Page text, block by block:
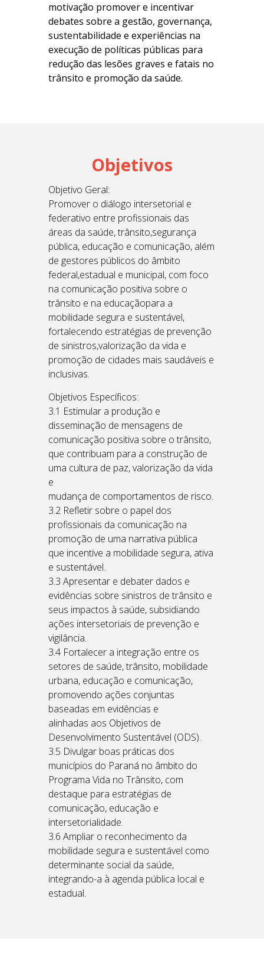
motivação promover e incentivar
debates sobre a gestão, governança,
sustentabilidade e experiências na
execução de políticas públicas para
redução das lesões graves e fatais no
trânsito e promoção da saúde.
Objetivos
Objetivo Geral:
Promover o diálogo intersetorial e
federativo entre profissionais das
áreas da saúde, trânsito,segurança
pública, educação e comunicação, além
de gestores públicos do âmbito
federal,estadual e municipal, com foco
na comunicação positiva sobre o
trânsito e na educaçãopara a
mobilidade segura e sustentável,
fortalecendo estratégias de prevenção
de sinistros,valorização da vida e
promoção de cidades mais saudáveis e
inclusivas.
Objetivos Específicos:
3.1 Estimular a produção e
disseminação de mensagens de
comunicação positiva sobre o trânsito,
que contribuam para a construção de
uma cultura de paz, valorização da vida
e
mudança de comportamentos de risco.
3.2 Refletir sobre o papel dos
profissionais da comunicação na
promoção de uma narrativa pública
que incentive a mobilidade segura, ativa
e sustentável.
3.3 Apresentar e debater dados e
evidências sobre sinistros de trânsito e
seus impactos à saúde, subsidiando
ações intersetoriais de prevenção e
vigilância.
3.4 Fortalecer a integração entre os
setores de saúde, trânsito, mobilidade
urbana, educação e comunicação,
promovendo ações conjuntas
baseadas em evidências e
alinhadas aos Objetivos de
Desenvolvimento Sustentável (ODS).
3.5 Divulgar boas práticas dos
municípios do Paraná no âmbito do
Programa Vida no Trânsito, com
destaque para estratégias de
comunicação, educação e
intersetorialidade.
3.6 Ampliar o reconhecimento da
mobilidade segura e sustentável como
determinante social da saúde,
integrando-a à agenda pública local e
estadual.